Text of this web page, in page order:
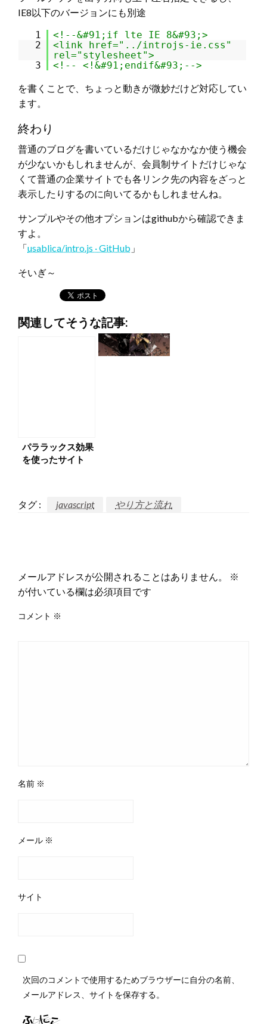
IE8以下のバージョンにも別途
1
<!--&#91;if lte IE 8&#93;>
2
<link href="../introjs-ie.css"
rel="stylesheet">
3
<!-- <!&#91;endif&#93;-->
を書くことで、ちょっと動きが微妙だけど対応してい
ます。
終わり
普通のブログを書いているだけじゃなかなか使う機会
が少ないかもしれませんが、会員制サイトだけじゃな
くて普通の企業サイトでも各リンク先の内容をざっと
表示したりするのに向いてるかもしれませんね。
サンプルやその他オプションはgithubから確認できま
すよ。
「usablica/intro.js · GitHub 」
そいぎ～
関連してそうな記事:
パララックス効果
を使ったサイト
タグ : javascript やり方と流れ
メールアドレスが公開されることはありません。
※
が付いている欄は必須項目です
コメント ※
名前 ※
メール ※
サイト
次回のコメントで使用するためブラウザーに自分の名前、
メールアドレス、サイトを保存する。